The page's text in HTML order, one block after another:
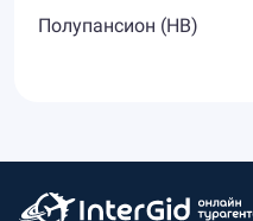
Полупансион (HB)